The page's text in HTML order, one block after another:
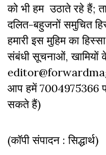
को भी हम उठाते रहे हैं;
दलित-बहुजनों समुचित
हमारी इस मुहिम का
संबंधी सूचनाओं,
आप हमें 7004975366
सकते हैं)
(कॉपी संपादन : सिद्धार्थ)